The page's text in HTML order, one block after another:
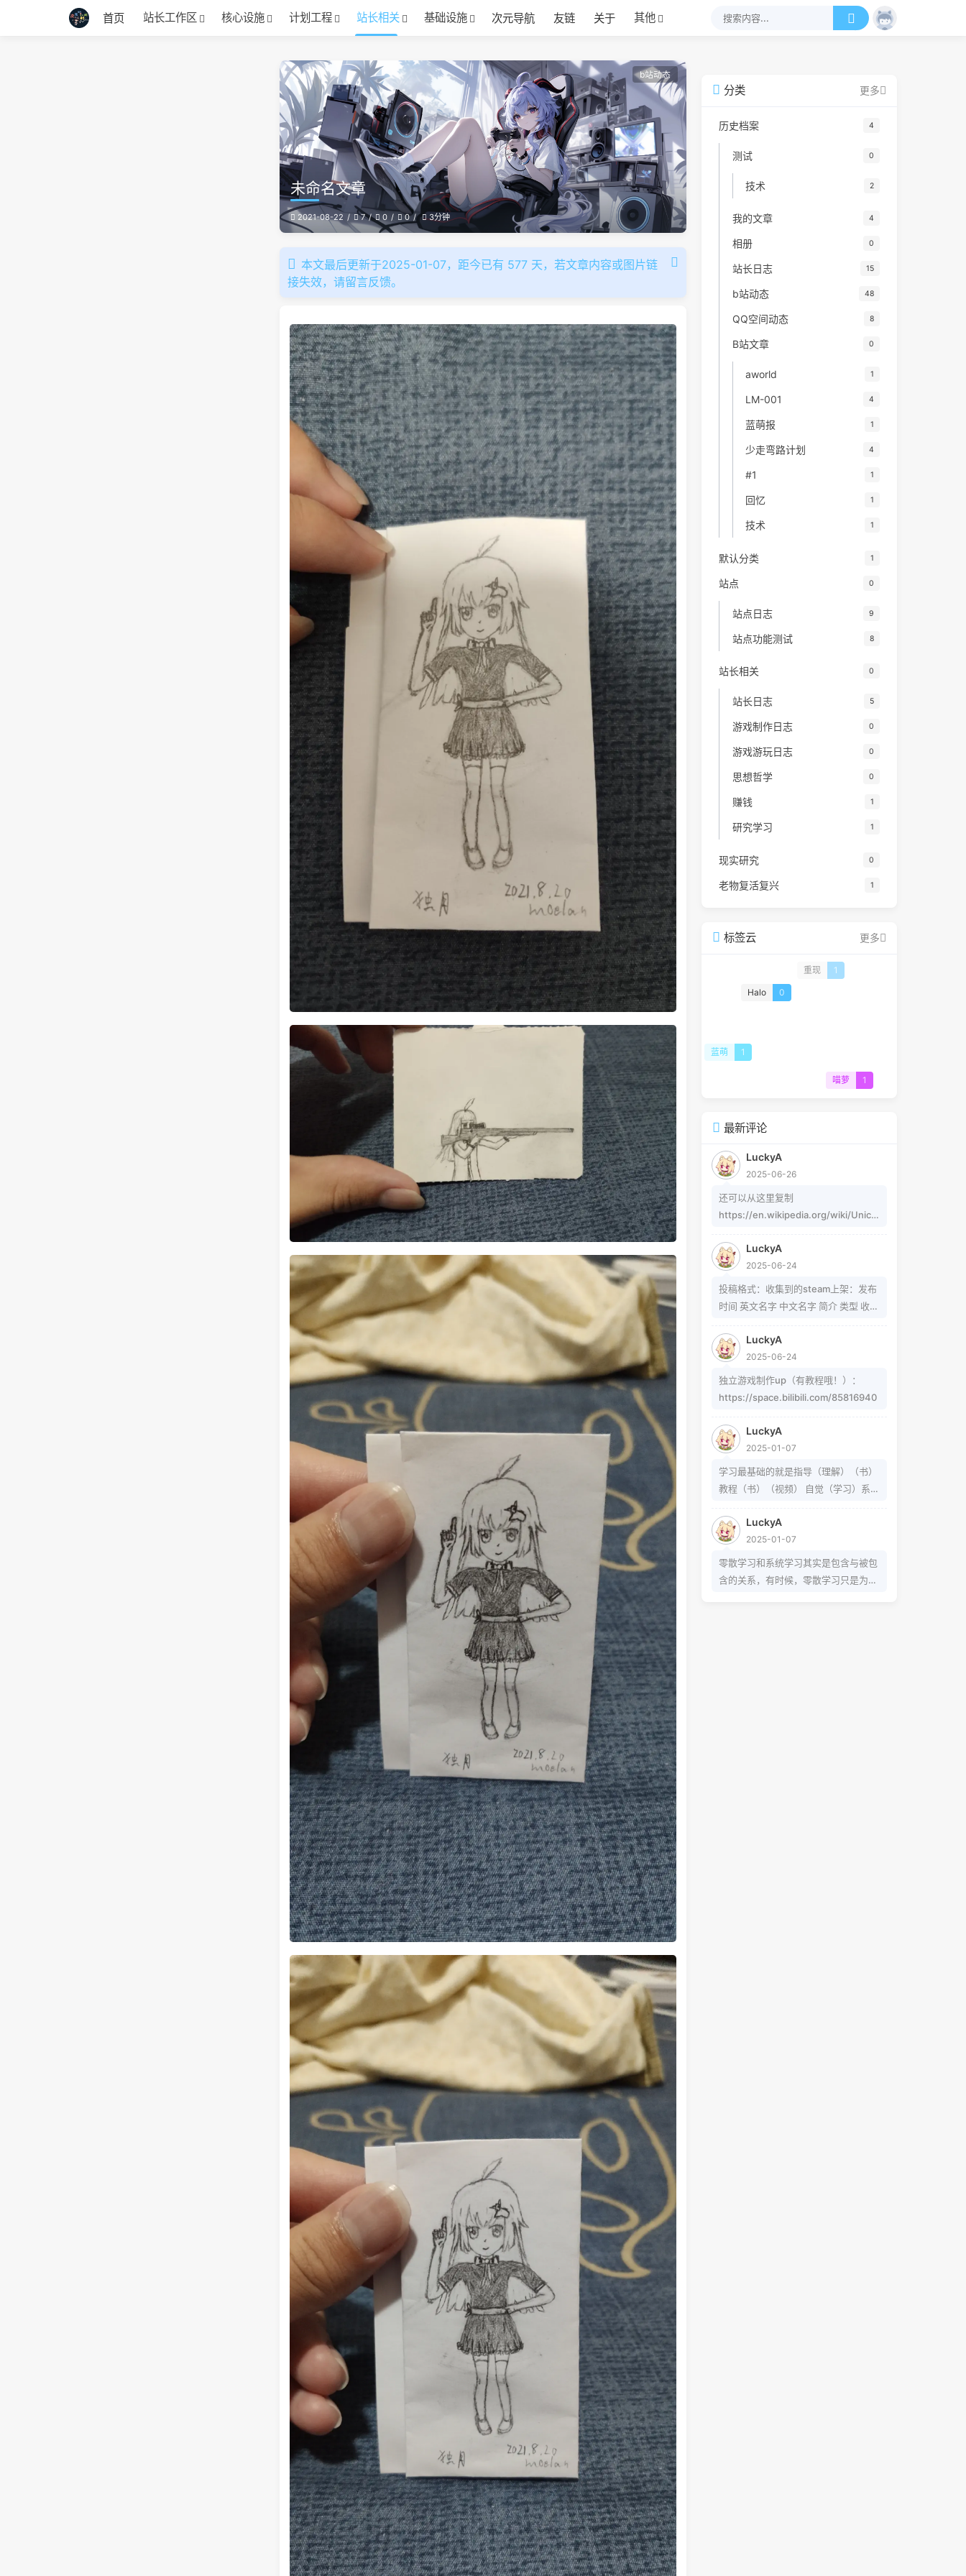
首页 站长工作区 核心设施 计划工程 站长相关 基础设施 次元导航 友链 关于 其他
b站动态
未命名文章
2021-08-22 7 0 0 3分钟
本文最后更新于2025-01-07，距今已有 577 天，若文章内容或图片链
接失效，请留言反馈。
分类 更多
历史档案 4
测试 0
技术 2
我的文章 4
相册 0
站长日志 15
b站动态 48
QQ空间动态 8
B站文章 0
aworld 1
LM-001 4
蓝萌报 1
少走弯路计划 4
#1 1
回忆 1
技术 1
默认分类 1
站点 0
站点日志 9
站点功能测试 8
站长相关 0
站长日志 5
游戏制作日志 0
游戏游玩日志 0
思想哲学 0
赚钱 1
研究学习 1
现实研究 0
老物复活复兴 1
标签云 更多
Halo 0
喵萝 1
重现
蓝萌 1
最新评论
LuckyA
2025-06-26
还可以从这里复制
https://en.wikipedia.org/wiki/Unico
个其实是字符，不懂编码的人，可以用
这个网站生成
https://www.jiuwa.net/xzm/ 相关问
题可以在这里找到
4913586/answer/809280189
https://www.zhihu.com/question/3
Cambria Math和Helvetica字体弄出来
的 但经过试验发现并不是这样搞出来
怎么打的就不需要我教了 上标:sup 下
标:sub 上标:上标文字 下标:下标文字
当然网页中就需要代码了
LuckyA
2025-06-24
投稿格式：收集到的steam上架：发布
时间 英文名字 中文名字 简介 类型 收集
类型 作者 b站地址（空间） 宣传视频
地址
LuckyA
2025-06-24
独立游戏制作up（有教程哦！）：
https://space.bilibili.com/85816940
LuckyA
2025-01-07
学习最基础的就是指导（理解）（书）
教程（书）（视频） 自觉（学习）系统
外得到方法的一条途径
LuckyA
2025-01-07
零散学习和系统学习其实是包含与被包
含的关系，有时候，零散学习只是为了